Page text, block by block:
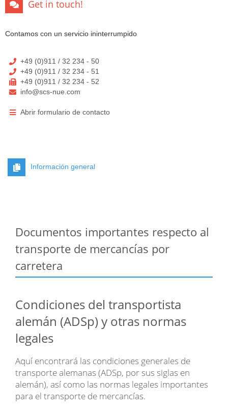
Información general
Get in touch!
Contamos con un servicio ininterrumpido
+49 (0)911 / 32 234 - 50
+49 (0)911 / 32 234 - 51
+49 (0)911 / 32 234 - 52
info@scs-nue.com
Abrir formulario de contacto
Documentos importantes respecto al
transporte de mercancías por
carretera
Condiciones del transportista
alemán (ADSp) y otras normas
legales
Aquí encontrará las condiciones generales de
transporte alemanas (ADSp, por sus siglas en
alemán), así como las normas legales importantes
para el transporte de mercancías.